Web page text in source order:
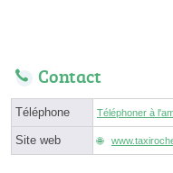
Contact
Téléphone Téléphoner à
Site web